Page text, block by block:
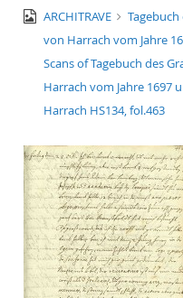
image/jpeg
ARCHITRAVE
von Harrach vom Jahre
Scans of Tagebuch des
Harrach vom Jahre 1697
Harrach HS134, fol.463